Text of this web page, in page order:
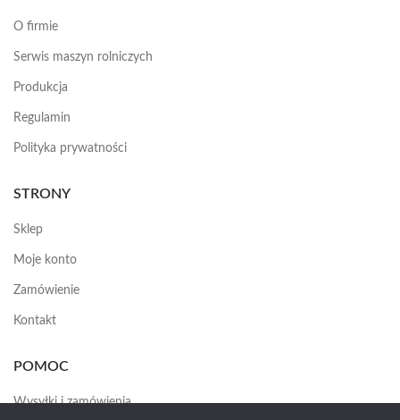
O firmie
Serwis maszyn rolniczych
Produkcja
Regulamin
Polityka prywatności
STRONY
Sklep
Moje konto
Zamówienie
Kontakt
POMOC
Wysyłki i zamówienia